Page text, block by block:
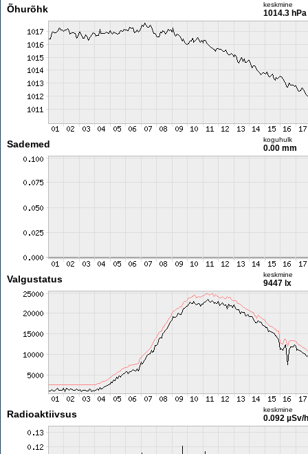
Õhurõhk keskmine
1014.3 hPa
Sademed koguhulk
0.00 mm
Valgustatus keskmine
9447 lx
Radioaktiivsus keskmine
0.092 µSv/h